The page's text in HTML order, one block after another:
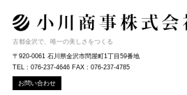
古都金沢で、唯一の美しさをつくる
〒920-0061 石川県金沢市問屋町1丁目59番地
TEL : 076-237-4646 FAX : 076-237-4785
お問い合わせ